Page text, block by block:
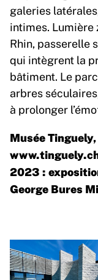
galeries
intimes. Lumière
Rhin, passerelle
qui intègrent la
bâtiment. Le
arbres
à prolonger
Musée
2023 :
George Bures